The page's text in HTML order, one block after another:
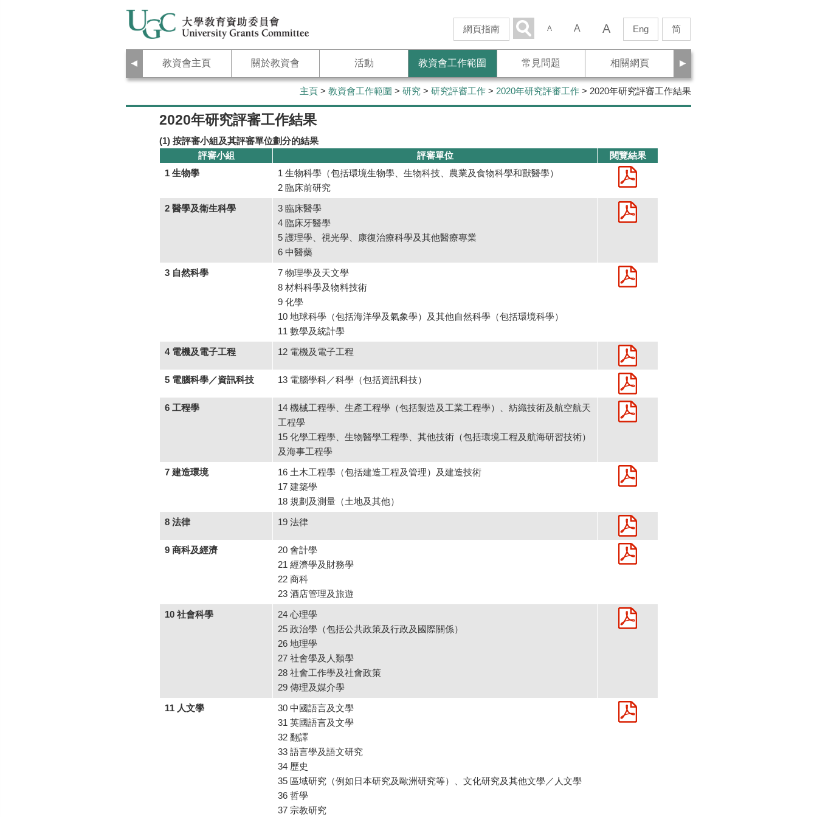
要
內
容
網頁指南
搜
尋
A A A Eng 简
教資會主頁 關於教資會 活動 教資會工作範圍 常見問題 相關網頁
上
一
頁
下
一
頁
主頁 > 教資會工作範圍 > 研究 > 研究評審工作 > 2020年研究評審工作 > 2020年研究評審工作結果
2020年研究評審工作結果
(1) 按評審小組及其評審單位劃分的結果
評審小組
評審單位
閱覽結果
1 生物學
1 生物科學（包括環境生物學、生物科技、農業及食物科學和獸醫學）
2 臨床前研究
2 醫學及衛生科學
3 臨床醫學
4 臨床牙醫學
5 護理學、視光學、康復治療科學及其他醫療專業
6 中醫藥
3 自然科學
7 物理學及天文學
8 材料科學及物料技術
9 化學
10 地球科學（包括海洋學及氣象學）及其他自然科學（包括環境科學）
11 數學及統計學
4 電機及電子工程
12 電機及電子工程
5 電腦科學／資訊科技 13 電腦學科／科學（包括資訊科技）
6 工程學
14 機械工程學、生產工程學（包括製造及工業工程學）、紡織技術及航空航天
工程學
15 化學工程學、生物醫學工程學、其他技術（包括環境工程及航海研習技術）
及海事工程學
7 建造環境
16 土木工程學（包括建造工程及管理）及建造技術
17 建築學
18 規劃及測量（土地及其他）
8 法律
19 法律
9 商科及經濟
20 會計學
21 經濟學及財務學
22 商科
23 酒店管理及旅遊
10 社會科學
24 心理學
25 政治學（包括公共政策及行政及國際關係）
26 地理學
27 社會學及人類學
28 社會工作學及社會政策
29 傳理及媒介學
11 人文學
30 中國語言及文學
31 英國語言及文學
32 翻譯
33 語言學及語文研究
34 歷史
35 區域研究（例如日本研究及歐洲研究等）、文化研究及其他文學／人文學
36 哲學
37 宗教研究